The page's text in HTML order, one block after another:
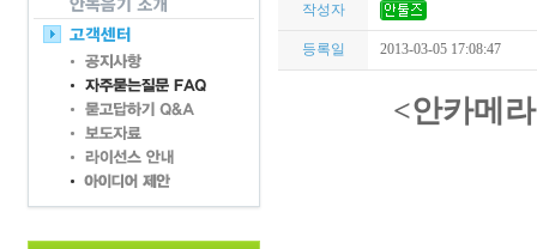
작성자
등록일 2013-03-05 17:08:47
<안카메